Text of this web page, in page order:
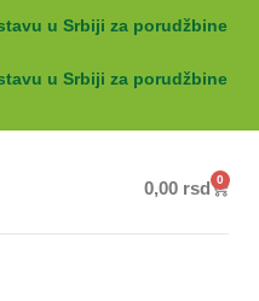
u Srbiji za porudžbine
u Srbiji za porudžbine
0,00 rsd 0